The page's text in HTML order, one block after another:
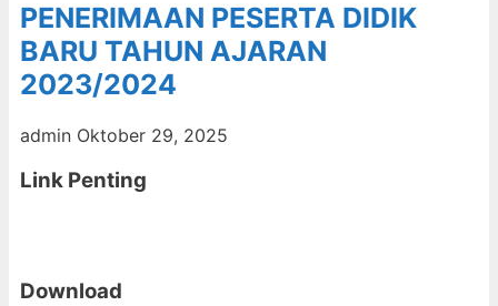
PENERIMAAN PESERTA DIDIK
BARU TAHUN AJARAN
2023/2024
admin Oktober 29, 2025
Link Penting
Download